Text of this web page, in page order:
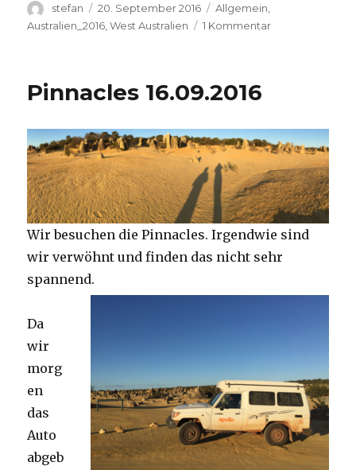
Autor
stefan
Veröffentlicht
am
20. September 2016 Kategorien
Allgemein,
Australien_2016 ,West Australien 1 Kommentarzu
Pinnacles 16.09.2016
Wir besuchen die Pinnacles. Irgendwie sind
wir verwöhnt und finden das nicht sehr
spannend.
Da
wir
morg
en
das
Auto
abgeb